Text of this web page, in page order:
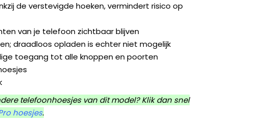
de verstevigde hoeken, vermindert risico op
van je telefoon zichtbaar blijven
draadloos opladen is echter niet mogelijk
toegang tot alle knoppen en poorten
telefoonhoesjes van dit model? Klik dan snel
hoesjes.